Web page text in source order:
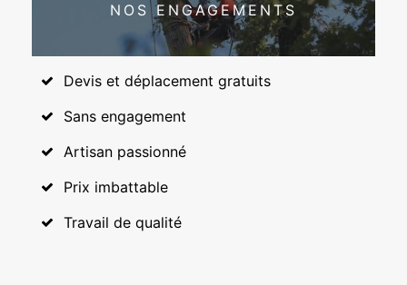
NOS ENGAGEMENTS
Devis et déplacement gratuits
Sans engagement
Artisan passionné
Prix imbattable
Travail de qualité